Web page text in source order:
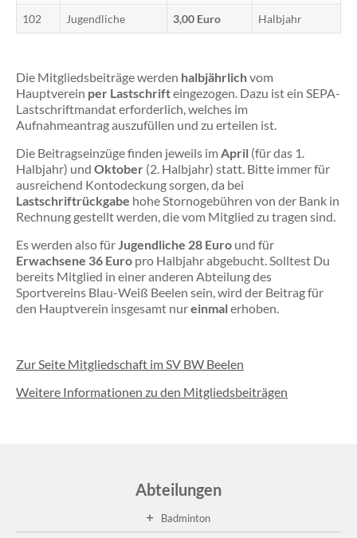
102 Jugendliche 3,00 Euro Halbjahr
Die Mitgliedsbeiträge werden halbjährlichvom
Hauptverein per Lastschrifteingezogen. Dazu ist ein SEPA-
Lastschriftmandat erforderlich, welches im
Aufnahmeantrag auszufüllen und zu erteilen ist.
Die Beitragseinzüge finden jeweils im April (für das 1.
Halbjahr) und Oktober (2. Halbjahr) statt. Bitte immer für
ausreichend Kontodeckung sorgen, da bei
Lastschriftrückgabe hohe Stornogebühren von der Bank in
Rechnung gestellt werden, die vom Mitglied zu tragen sind.
Es werden also für Jugendliche 28 Euro und für
Erwachsene 36 Euro pro Halbjahr abgebucht. Solltest Du
bereits Mitglied in einer anderen Abteilung des
Sportvereins Blau-Weiß Beelen sein, wird der Beitrag für
den Hauptverein insgesamt nureinmalerhoben.
Zur Seite Mitgliedschaft im SV BW Beelen
Weitere Informationen zu den Mitgliedsbeiträgen
Abteilungen
Badminton